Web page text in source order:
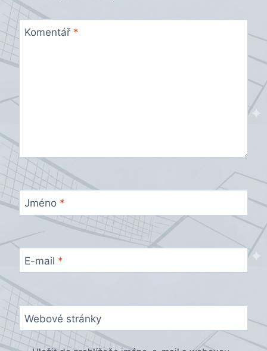
Komentář *
Jméno *
E-mail *
Webové stránky